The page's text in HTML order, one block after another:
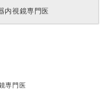
内視鏡専門医
専門医